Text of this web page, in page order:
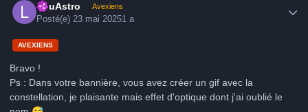
LduAstro Avexiens
Posté(e) 23 mai 20251 a
AVEXIENS
Bravo !
Ps : Dans votre bannière, vous avez créer un gif avec la
constellation, je plaisante mais effet d'optique dont j'ai oublié le